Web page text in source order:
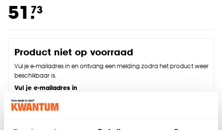
51.73
Product niet op voorraad
Vul je e-mailadres in en ontvang een melding zodra het product weer
beschikbaar is.
Vul je e-mailadres in